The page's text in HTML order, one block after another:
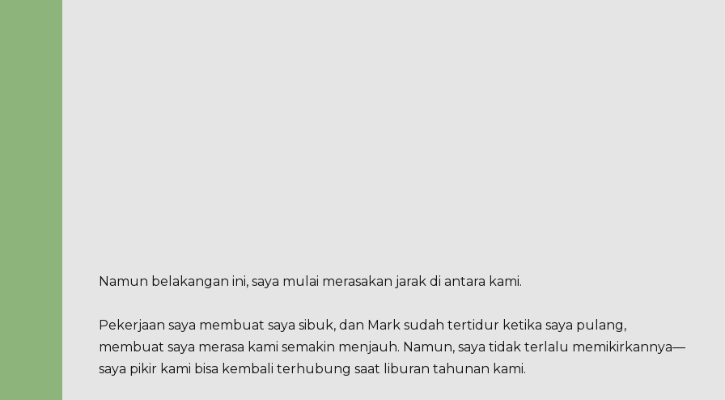
Namun belakangan ini, saya mulai merasakan jarak di antara kami.
Pekerjaan saya membuat saya sibuk, dan Mark sudah tertidur ketika saya pulang,
membuat saya merasa kami semakin menjauh. Namun, saya tidak terlalu memikirkannya—
saya pikir kami bisa kembali terhubung saat liburan tahunan kami.